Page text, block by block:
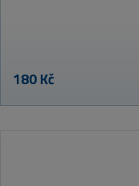
180 Kč